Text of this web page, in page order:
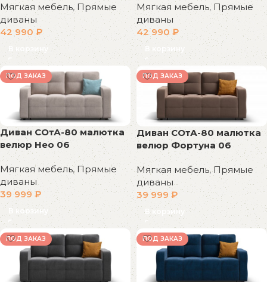
Мягкая мебель, Прямые
диваны
42 990 ₽
В корзину
Мягкая мебель, Прямые
диваны
42 990₽
В корзину
ПОД ЗАКАЗ
Диван СОтА-80 малютка
велюр Нео 06
Мягкая мебель, Прямые
диваны
39 999 ₽
В корзину
ПОД ЗАКАЗ
Диван СОтА-80 малютка
велюр Фортуна 06
Мягкая мебель,Прямые
диваны
39 999₽
В корзину
ПОД ЗАКАЗ ПОД ЗАКАЗ